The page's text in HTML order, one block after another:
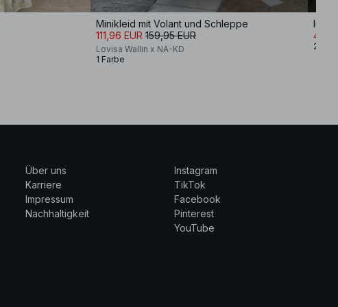
Minikleid mit Volant und Schleppe
111,96 EUR 159,95 EUR
Lovisa Wallin x NA-KD
1 Farbe
2
Über uns
Karriere
Impressum
Nachhaltigkeit
Instagram
TikTok
Facebook
Pinterest
YouTube